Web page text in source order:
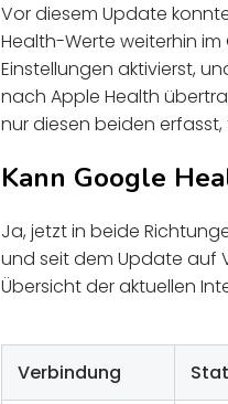
Vor diesem Update
Health-Werte weiterhin
Einstellungen aktivierst,
nach Apple Health
nur diesen beiden
Kann Google
Ja, jetzt in beide
und seit dem Update auf
Übersicht der aktuellen
Verbindung